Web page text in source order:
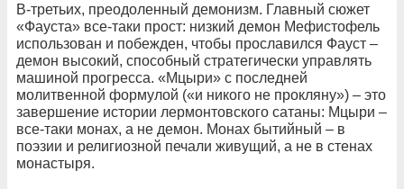
В-третьих, преодоленный демонизм. Главный сюжет
«Фауста» все-таки прост: низкий демон Мефистофель
использован и побежден, чтобы прославился Фауст –
демон высокий, способный стратегически управлять
машиной прогресса. «Мцыри» с последней
молитвенной формулой («и никого не прокляну») – это
завершение истории лермонтовского сатаны: Мцыри –
все-таки монах, а не демон. Монах бытийный – в
поэзии и религиозной печали живущий, а не в стенах
монастыря.